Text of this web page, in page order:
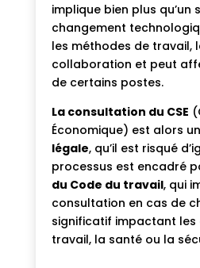
implique bien plus qu’un
changement
les méthodes de travail,
collaboration et peut
de certains postes.
La consultation du CSE
Économique) est alors
légale, qu’il est risqué
processus est encadré
du Code du travail, qui
consultation en cas de
significatif impactant les
travail, la santé ou la